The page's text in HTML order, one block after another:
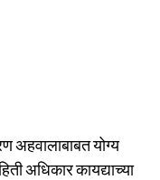
अहवालाबाबत योग्य
अधिकार कायद्याच्या